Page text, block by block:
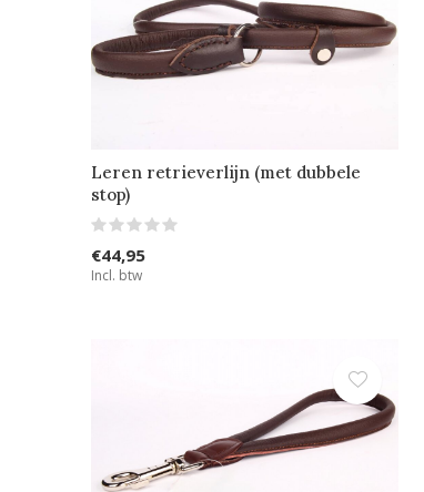
Leren retrieverlijn (met dubbele
stop)
€44,95
Incl. btw